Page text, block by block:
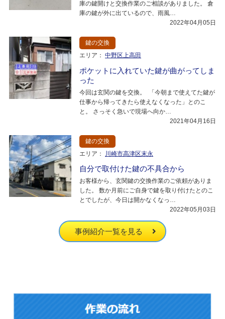
庫の鍵開けと交換作業のご相談がありました。 倉
庫の鍵が外に出ているので、雨風…
2022年04月05日
鍵の交換
エリア： 中野区上高田
ポケットに入れていた鍵が曲がってしま
った
今回は玄関の鍵を交換。 「今朝まで使えてた鍵が
仕事から帰ってきたら使えなくなった」とのこ
と。 さっそく急いで現場へ向か…
2021年04月16日
鍵の交換
エリア：
川崎市高津区末永
自分で取付けた鍵の不具合から
お客様から、玄関鍵の交換作業のご依頼がありま
した。 数か月前にご自身で鍵を取り付けたとのこ
とでしたが、今日は開かなくなっ…
2022年05月03日
事例紹介一覧を見る